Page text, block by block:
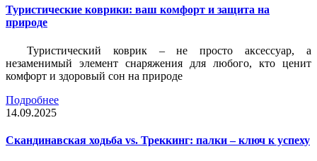
Туристические коврики: ваш комфорт и защита на
природе
Туристический коврик – не просто аксессуар, а
незаменимый элемент снаряжения для любого, кто ценит
комфорт и здоровый сон на природе
Подробнее
14.09.2025
Скандинавская ходьба vs. Треккинг: палки – ключ к успеху